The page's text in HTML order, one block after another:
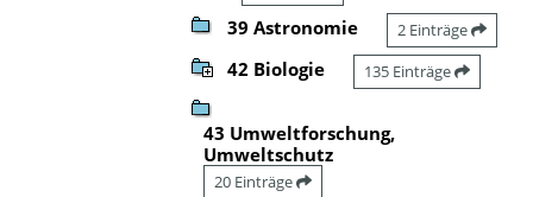
39 Astronomie 2 Einträge
42 Biologie 135 Einträge
43 Umweltforschung,
Umweltschutz
20 Einträge